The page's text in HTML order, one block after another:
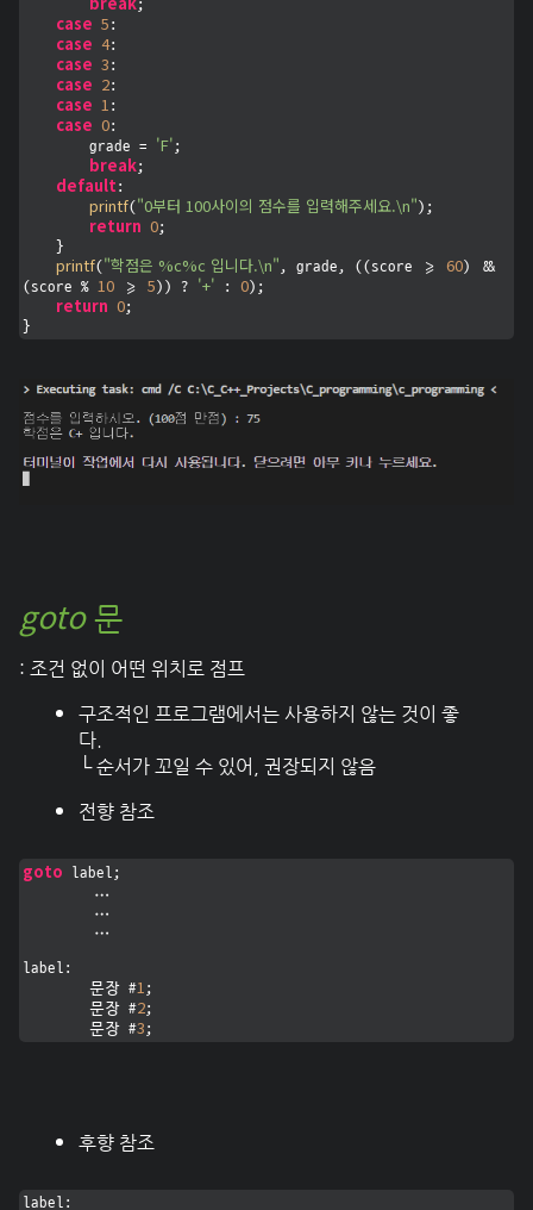
;
case 5 :
case 4:
case 3 :
case 2:
case 1 :
case 0:
        grade =
'F' ;
break;
default :
printf( "0부터 100사이의 점수를 입력해주세요.\n" );
return 0;
printf( "학점은 %c%c 입니다.\n" , grade, ((score >= 60) &&
(score % 10 >= 5 )) ? '+' : 0);
return 0;
}
goto 문
: 조건 없이 어떤 위치로 점프
구조적인 프로그램에서는 사용하지 않는 것이 좋
다.
└ 순서가 꼬일 수 있어, 권장되지 않음
전향 참조
goto label;
label:
	문장 #
1 ;
	문장 #
2;
	문장 #
3 ;
후향 참조
label: